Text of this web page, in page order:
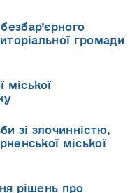
громади
зі злочинністю,
міської
рішень про